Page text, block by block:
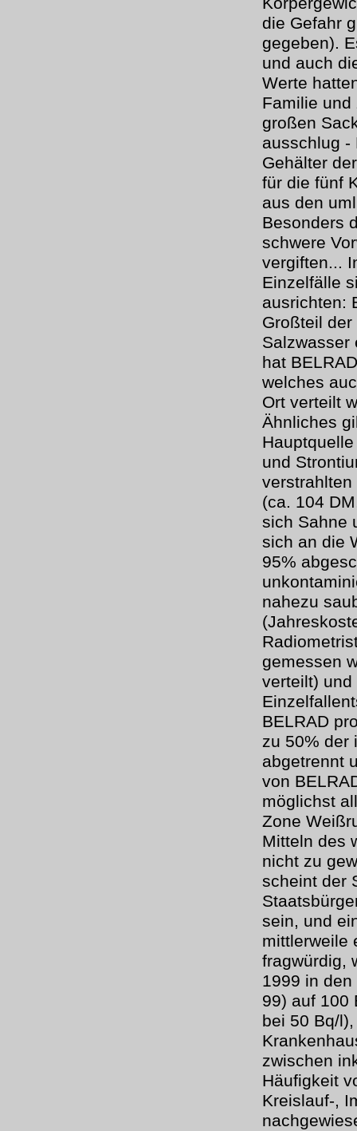
die Gefahr
gegeben).
und auch
Werte
Familie und
großen
ausschlug -
Gehälter
für die fünf
aus den
Besonders
schwere
vergiften...
Einzelfälle
ausrichten:
Großteil
Salzwasser
hat
welches
Ort verteilt
Ähnliches
und
(ca. 104
sich Sahne
sich an die
95%
nahezu
gemessen
verteilt)
BELRAD
zu 50% der
abgetrennt
von
möglichst
Zone
Mitteln des
nicht zu
scheint der
sein, und
mittlerweile
fragwürdig,
1999 in
99) auf 100
bei 50 Bq/
zwischen
Häufigkeit
Kreislauf-,